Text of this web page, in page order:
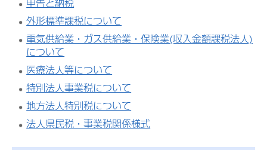
外形標準課税について
電気供給業・ガス供給業・保険業(収入金額課税法人)
について
医療法人等について
特別法人事業税について
地方法人特別税について
法人県民税・事業税関係様式